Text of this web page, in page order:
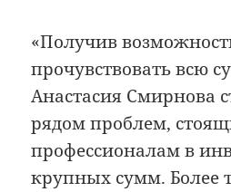
«Получив
прочувствовать всю
Анастасия Смирнова
рядом проблем,
профессионалам в
крупных сумм. Более